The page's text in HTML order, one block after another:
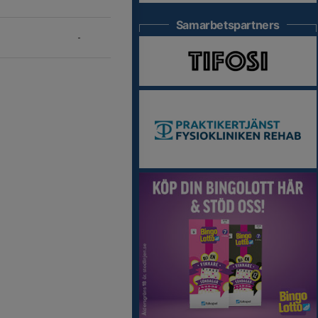
-
Samarbetspartners